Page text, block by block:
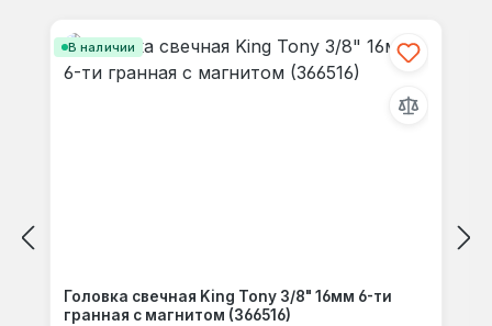
В наличии
Головка свечная King Tony 3/8" 16мм 6-ти
гранная с магнитом (366516)